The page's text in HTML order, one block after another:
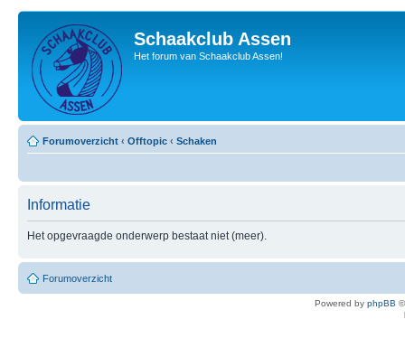
Schaakclub Assen
Het forum van Schaakclub Assen!
Forumoverzicht ‹ Offtopic ‹ Schaken
Informatie
Het opgevraagde onderwerp bestaat niet (meer).
Forumoverzicht
Powered by phpBB